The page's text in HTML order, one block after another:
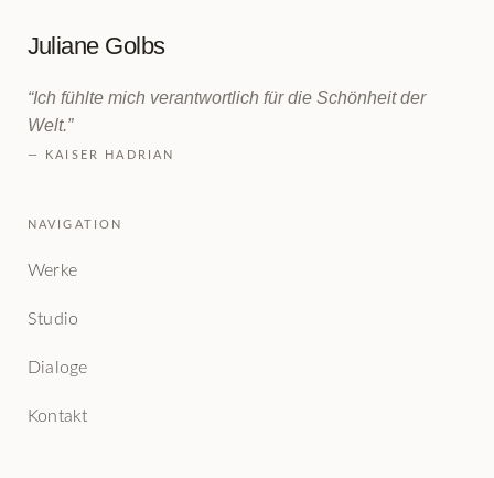
Juliane Golbs
“Ich fühlte mich verantwortlich für die Schönheit der
Welt.”
— KAISER HADRIAN
NAVIGATION
Werke
Studio
Dialoge
Kontakt